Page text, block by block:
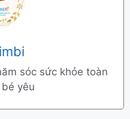
sóc sức khỏe toàn
yêu